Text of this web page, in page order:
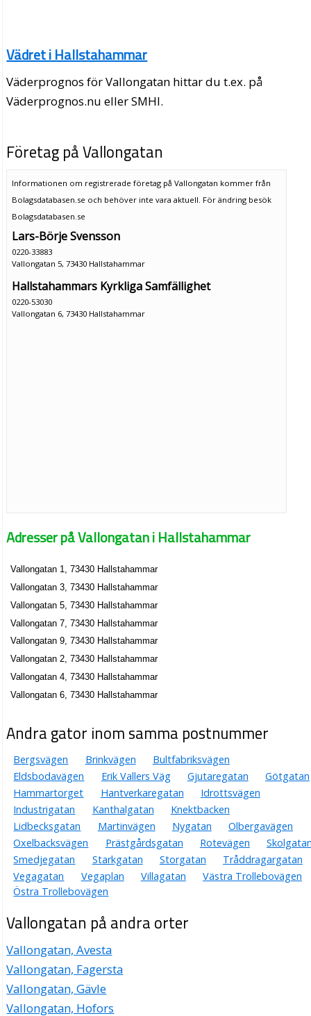
Vädret i Hallstahammar
Väderprognos för Vallongatan hittar du t.ex. på
Väderprognos.nu eller SMHI.
Företag på Vallongatan
Informationen om registrerade företag på Vallongatan kommer från
Bolagsdatabasen.se och behöver inte vara aktuell. För ändring besök
Bolagsdatabasen.se
Lars-Börje Svensson
0220-33883
Vallongatan 5, 73430 Hallstahammar
Hallstahammars Kyrkliga Samfällighet
0220-53030
Vallongatan 6, 73430 Hallstahammar
Adresser på Vallongatan i Hallstahammar
Vallongatan 1, 73430 Hallstahammar
Vallongatan 3, 73430 Hallstahammar
Vallongatan 5, 73430 Hallstahammar
Vallongatan 7, 73430 Hallstahammar
Vallongatan 9, 73430 Hallstahammar
Vallongatan 2, 73430 Hallstahammar
Vallongatan 4, 73430 Hallstahammar
Vallongatan 6, 73430 Hallstahammar
Andra gator inom samma postnummer
Bergsvägen Brinkvägen
Bultfabriksvägen
Eldsbodavägen
Erik Vallers Väg Gjutaregatan
Götgatan
Hammartorget
Hantverkaregatan
Idrottsvägen
Industrigatan
Kanthalgatan
Knektbacken
Lidbecksgatan
Martinvägen Nygatan
Olbergavägen
Oxelbacksvägen
Prästgårdsgatan Rotevägen
Smedjegatan
Starkgatan Storgatan
Tråddragargatan
Vegagatan
Vegaplan Villagatan
Västra Trollebovägen
Östra Trollebovägen
Vallongatan på andra orter
Vallongatan, Avesta
Vallongatan, Fagersta
Vallongatan, Gävle
Vallongatan, Hofors